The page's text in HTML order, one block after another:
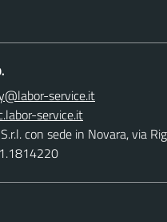
con sede in Novara, via